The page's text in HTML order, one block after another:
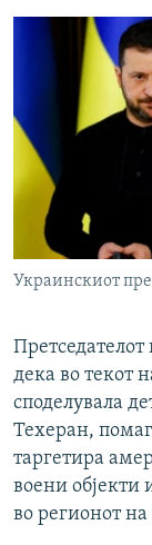
Украинскиот
Претседателот
дека во текот
споделувала
Техеран,
таргетира
воени објекти
во регионот